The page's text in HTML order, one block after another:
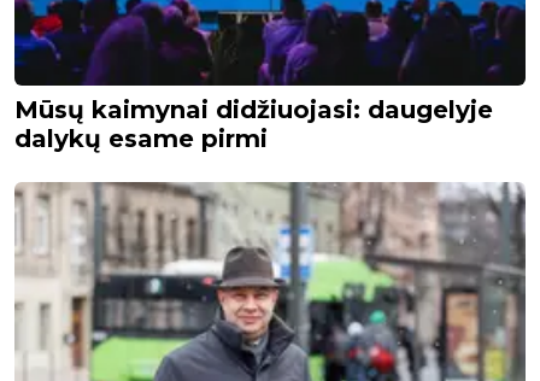
Mūsų kaimynai didžiuojasi: daugelyje
dalykų esame pirmi